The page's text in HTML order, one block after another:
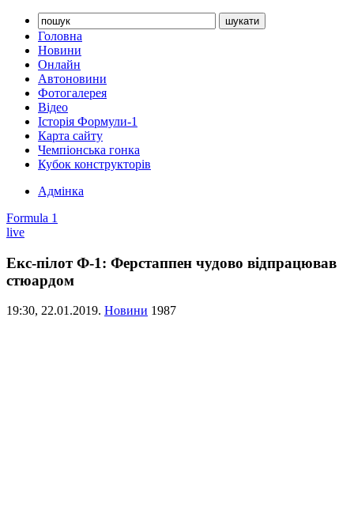
Головна
Новини
Онлайн
Автоновини
Фотогалерея
Відео
Історія Формули-1
Карта сайту
Чемпіонська гонка
Кубок конструкторів
Адмінка
Formula 1
live
Екс-пілот Ф-1: Ферстаппен чудово відпрацював
стюардом
19:30, 22.01.2019. Новини 1987